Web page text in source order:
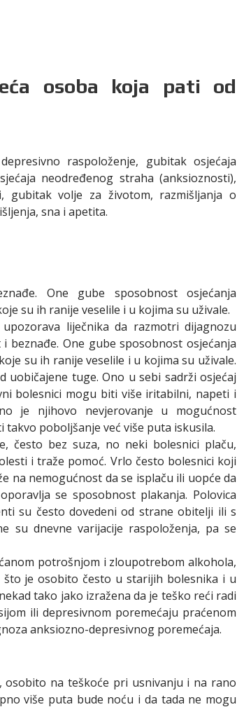
osoba koja pati od
raspoloženje, gubitak osjećaja
neodređenog straha (anksioznosti),
gubitak volje za životom, razmišljanja o
sna i apetita.
One gube sposobnost osjećanja
su ih ranije veselile i u kojima su uživale.
liječnika da razmotri dijagnozu
beznađe. One gube sposobnost osjećanja
su ih ranije veselile i u kojima su uživale.
uobičajene tuge. Ono u sebi sadrži osjećaj
bolesnici mogu biti više iritabilni, napeti i
je njihovo nevjerovanje u mogućnost
poboljšanje već više puta iskusila.
često bez suza, no neki bolesnici plaču,
i traže pomoć. Vrlo često bolesnici koji
na nemogućnost da se isplaču ili uopće da
se sposobnost plakanja. Polovica
su često dovedeni od strane obitelji ili s
su dnevne varijacije raspoloženja, pa se
potrošnjom i zloupotrebom alkohola,
je osobito često u starijih bolesnika i u
tako jako izražena da je teško reći radi
ili depresivnom poremećaju praćenom
anksiozno-depresivnog poremećaja.
osobito na teškoće pri usnivanju i na rano
više puta bude noću i da tada ne mogu